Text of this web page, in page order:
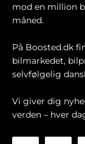
mod en million
måned.
På Boosted.dk
bilmarkedet,
selvfølgelig
Vi giver dig
verden – hver